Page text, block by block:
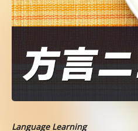
Language Learning